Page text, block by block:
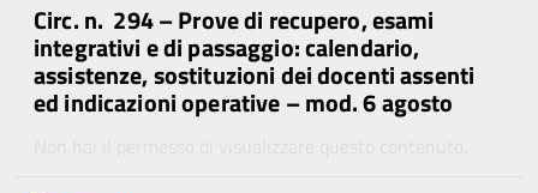
Circ. n. 294 – Prove di recupero, esami
integrativi e di passaggio: calendario,
assistenze, sostituzioni dei docenti assenti
ed indicazioni operative – mod. 6 agosto